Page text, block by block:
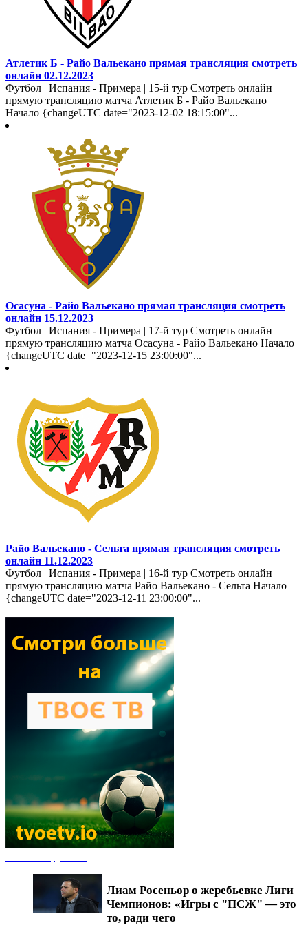
Атлетик Б - Райо Вальекано прямая трансляция смотреть
онлайн 02.12.2023
Футбол | Испания - Примера | 15-й тур Смотреть онлайн
прямую трансляцию матча Атлетик Б - Райо Вальекано
Начало {changeUTC date="2023-12-02 18:15:00"...
Осасуна - Райо Вальекано прямая трансляция смотреть
онлайн 15.12.2023
Футбол | Испания - Примера | 17-й тур Смотреть онлайн
прямую трансляцию матча Осасуна - Райо Вальекано Начало
{changeUTC date="2023-12-15 23:00:00"...
Райо Вальекано - Сельта прямая трансляция смотреть
онлайн 11.12.2023
Футбол | Испания - Примера | 16-й тур Смотреть онлайн
прямую трансляцию матча Райо Вальекано - Сельта Начало
{changeUTC date="2023-12-11 23:00:00"...
Лиам Росеньор о жеребьевке Лиги
Чемпионов: «Игры с "ПСЖ" — это
то, ради чего